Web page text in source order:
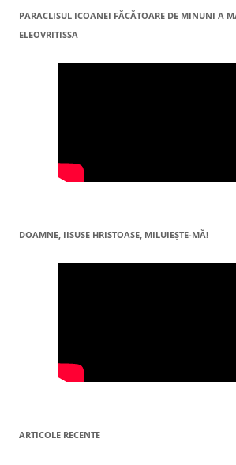
PARACLISUL ICOANEI FĂCĂTOARE DE MINUNI A
ELEOVRITISSA
DOAMNE, IISUSE HRISTOASE, MILUIEŞTE-MĂ!
ARTICOLE RECENTE